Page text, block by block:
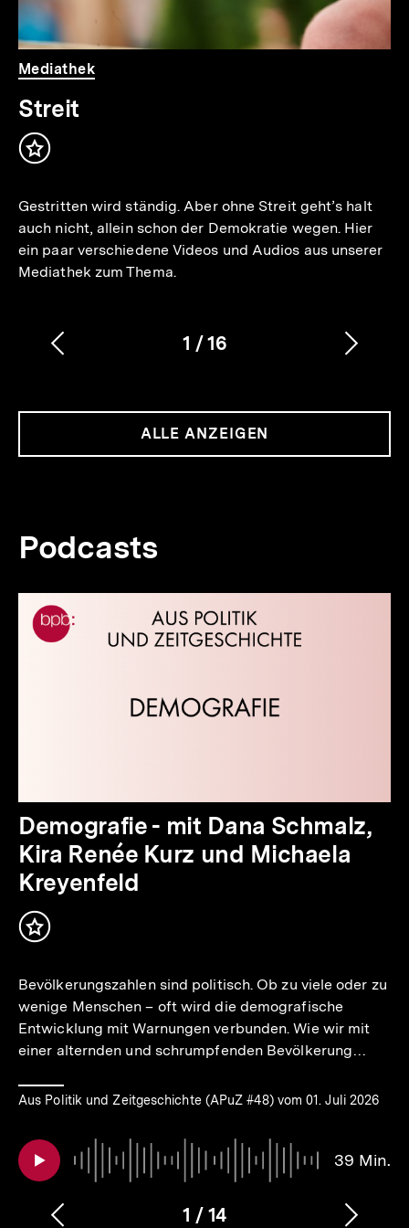
Mediathek
Streit
Inhalt
Gestritten wird ständig. Aber ohne Streit geht’s halt
auch nicht, allein schon der Demokratie wegen. Hier
ein paar verschiedene Videos und Audios aus unserer
Mediathek zum Thema.
Karussellinhalt
1
von
/16
Vorherigen
anzeigen
ALLE ANZEIGEN
Podcasts
Inhaltskarussell
überspringen
39 Min.
Audio
Dauer
39
Min.
Demografie - mit Dana Schmalz,
Kira Renée Kurz und Michaela
Kreyenfeld
Inhalt
Bevölkerungszahlen sind politisch. Ob zu viele oder zu
wenige Menschen – oft wird die demografische
Entwicklung mit Warnungen verbunden. Wie wir mit
einer alternden und schrumpfenden Bevölkerung…
Aus Politik und Zeitgeschichte (APuZ #48) vom 01. Juli 2026
1 / 14